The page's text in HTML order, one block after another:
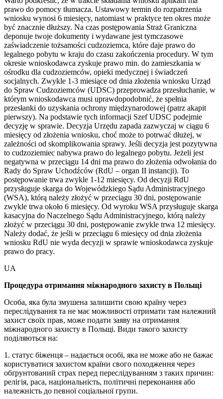
prawo do pomocy tłumacza. Ustawowy termin do rozpatrzenia
wniosku wynosi 6 miesięcy, natomiast w praktyce ten okres może
być znacznie dłuższy. Na czas postępowania Straż Graniczna
deponuje twoje dokumenty i wydawane jest tymczasowe
zaświadczenie tożsamości cudzoziemca, które daje prawo do
legalnego pobytu w kraju do czasu zakończenia procedury. W tym
okresie wnioskodawca zyskuje prawo min. do zamieszkania w
ośrodku dla cudzoziemców, opieki medycznej i świadczeń
socjalnych. Zwykle 1-3 miesiące od dnia złożenia wniosku Urząd
do Spraw Cudzoziemców (UDSC) przeprowadza przesłuchanie, w
którym wnioskodawca musi uprawdopodobnić, że spełnia
przesłanki do uzyskania ochrony międzynarodowej (patrz akapit
pierwszy). Na podstawie tych informacji Szef UDSC podejmie
decyzję w sprawie. Decyzja Urzędu zapada zazwyczaj w ciągu 6
miesięcy od złożenia wniosku, choć może to potrwać dłużej, w
zależności od skomplikowania sprawy. Jeśli decyzja jest pozytywna
to cudzoziemiec nabywa prawo do legalnego pobytu. Jeżeli jest
negatywna w przeciągu 14 dni ma prawo do złożenia odwołania do
Rady do Spraw Uchodźców (RdU – organ II instancji). To
postępowanie trwa zwykle 1-12 miesięcy. Od decyzji RdU
przysługuje skarga do Wojewódzkiego Sądu Administracyjnego
(WSA), którą należy złożyć w przeciągu 30 dni, postępowanie
zwykle trwa około 6 miesięcy. Od wyroku WSA przysługuje skarga
kasacyjna do Naczelnego Sądu Administracyjnego, którą należy
złożyć w przeciągu 30 dni, postępowanie zwykle trwa 12 miesięcy.
Należy dodać, że jeśli w przeciągu 6 miesięcy od dnia złożenia
wniosku RdU nie wyda decyzji w sprawie wnioskodawca zyskuje
prawo do pracy.
UA
Процедура отримання міжнародного захисту в Польщі
Особа, яка була змушена залишити свою країну через
переслідування та не має можливості отримати там належний
захист своїх прав, може подати заяву на отримання
міжнародного захисту в Польщі. Види такого захисту
поділяються на:
1. cтатус біженця – надається особі, яка не може або не бажає
користуватися захистом країни свого походження через
обґрунтований страх перед переслідуванням з таких причин:
релігія, раса, національність, політичні переконання або
належність до певної соціальної групи.